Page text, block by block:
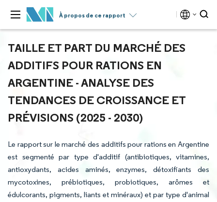
À propos de ce rapport
TAILLE ET PART DU MARCHÉ DES
ADDITIFS POUR RATIONS EN
ARGENTINE - ANALYSE DES
TENDANCES DE CROISSANCE ET
PRÉVISIONS (2025 - 2030)
Le rapport sur le marché des additifs pour rations en Argentine
est segmenté par type d'additif (antibiotiques, vitamines,
antioxydants, acides aminés, enzymes, détoxifiants des
mycotoxines, prébiotiques, probiotiques, arômes et
édulcorants, pigments, liants et minéraux) et par type d'animal